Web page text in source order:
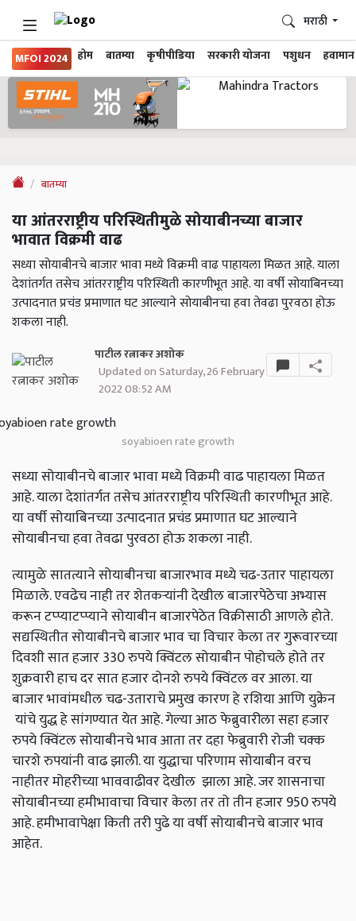
MFOI 2024 होम बातम्या कृषीपीडिया सरकारी योजना पशुधन हवामान
मराठी
बातम्या
या आंतरराष्ट्रीय परिस्थितीमुळे सोयाबीनच्या बाजार
भावात विक्रमी वाढ
सध्या सोयाबीनचे बाजार भावा मध्ये विक्रमी वाढ पाहायला मिळत आहे. याला
देशांतर्गत तसेच आंतरराष्ट्रीय परिस्थिती कारणीभूत आहे. या वर्षी सोयाबिनच्या
उत्पादनात प्रचंड प्रमाणात घट आल्याने सोयाबीनचा हवा तेवढा पुरवठा होऊ
शकला नाही.
पाटील रत्नाकर अशोक
Updated on Saturday, 26 February
2022 08:52 AM
soyabioen rate growth
सध्या सोयाबीनचे बाजार भावा मध्ये विक्रमी वाढ पाहायला मिळत
आहे. याला देशांतर्गत तसेच आंतरराष्ट्रीय परिस्थिती कारणीभूत आहे.
या वर्षी सोयाबिनच्या उत्पादनात प्रचंड प्रमाणात घट आल्याने
सोयाबीनचा हवा तेवढा पुरवठा होऊ शकला नाही.
त्यामुळे सातत्याने सोयाबीनचा बाजारभाव मध्ये चढ-उतार पाहायला
मिळाले. एवढेच नाही तर शेतकऱ्यांनी देखील बाजारपेठेचा अभ्यास
करून टप्प्याटप्प्याने सोयाबीन बाजारपेठेत विक्रीसाठी आणले होते.
सद्यस्थितीत सोयाबीनचे बाजार भाव चा विचार केला तर गुरूवारच्या
दिवशी सात हजार 330 रुपये क्विंटल सोयाबीन पोहोचले होते तर
शुक्रवारी हाच दर सात हजार दोनशे रुपये क्विंटल वर आला. या
बाजार भावांमधील चढ-उताराचे प्रमुख कारण हे रशिया आणि युक्रेन
यांचे युद्ध हे सांगण्यात येत आहे. गेल्या आठ फेब्रुवारीला सहा हजार
रुपये क्विंटल सोयाबीनचे भाव आता तर दहा फेब्रुवारी रोजी चक्क
चारशे रुपयांनी वाढ झाली. या युद्धाचा परिणाम सोयाबीन वरच
नाहीतर मोहरीच्या भाववाढीवर देखील झाला आहे. जर शासनाचा
सोयाबीनच्या हमीभावाचा विचार केला तर तो तीन हजार 950 रुपये
आहे. हमीभावापेक्षा किती तरी पुढे या वर्षी सोयाबीनचे बाजार भाव
आहेत.